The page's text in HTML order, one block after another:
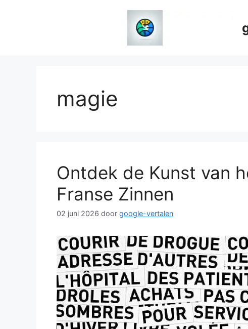
magie
Ontdek de Kunst van
Franse Zinnen
02 juni 2026 door google-vertalen